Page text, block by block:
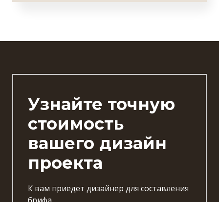
Узнайте точную
стоимость
вашего дизайн
проекта
К вам приедет дизайнер для составления